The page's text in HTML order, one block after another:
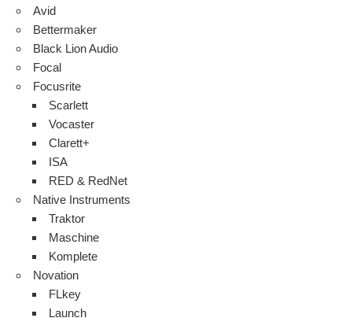
Avid
Bettermaker
Black Lion Audio
Focal
Focusrite
Scarlett
Vocaster
Clarett+
ISA
RED & RedNet
Native Instruments
Traktor
Maschine
Komplete
Novation
FLkey
Launch